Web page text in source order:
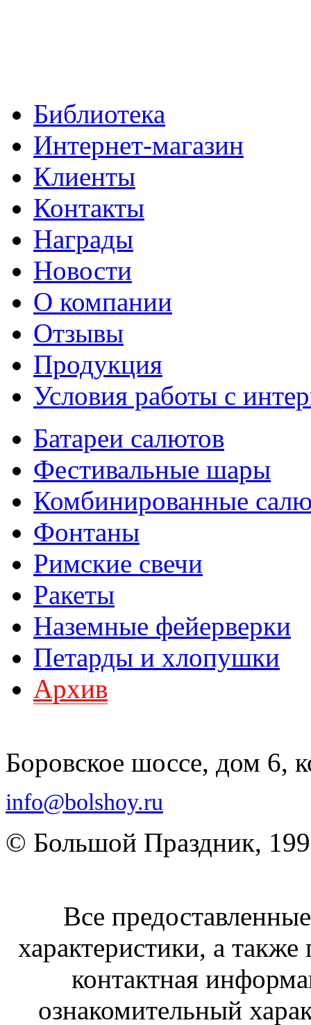
Библиотека
Интернет-магазин
Клиенты
Контакты
Награды
Новости
О компании
Отзывы
Продукция
Условия работы с
Батареи салютов
Фестивальные шары
Комбинированные
Фонтаны
Римские свечи
Ракеты
Наземные фейерверки
Петарды и хлопушки
Архив
Боровское шоссе, дом 6,
info@bolshoy.ru
© Большой Праздник,
Все
характеристики, а также
контактная
ознакомительный